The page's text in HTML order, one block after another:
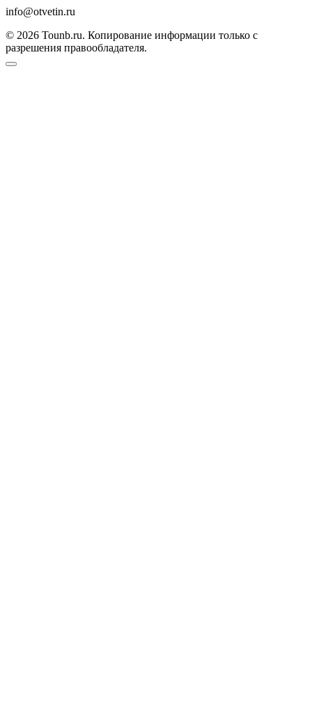
info@otvetin.ru
© 2026 Tounb.ru. Копирование информации только с
разрешения правообладателя.